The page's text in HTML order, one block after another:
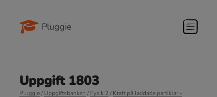
Pluggie
Uppgift 1803
Pluggie/Uppgiftsbanken /Fysik 2/Kraft på laddade partiklar -